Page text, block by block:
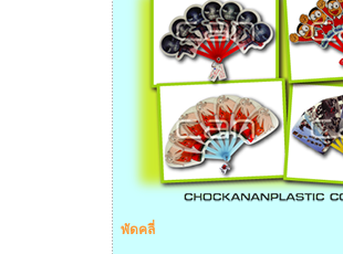
พัดคลี่